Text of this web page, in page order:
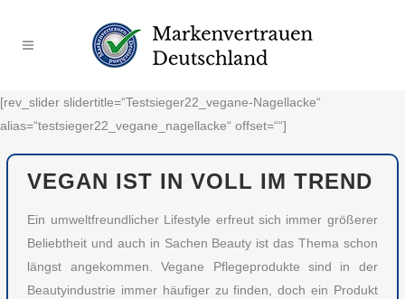
[rev_slider slidertitle=“Testsieger22_vegane-Nagellacke“
alias=“testsieger22_vegane_nagellacke“ offset=““]
VEGAN IST IN VOLL IM TREND
Ein umweltfreundlicher Lifestyle erfreut sich immer größerer
Beliebtheit und auch in Sachen Beauty ist das Thema schon
längst angekommen. Vegane Pflegeprodukte sind in der
Beautyindustrie immer häufiger zu finden, doch ein Produkt